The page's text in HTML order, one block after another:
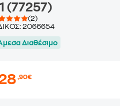
(77257)
(2)
2066654
Διαθέσιμο
,90€